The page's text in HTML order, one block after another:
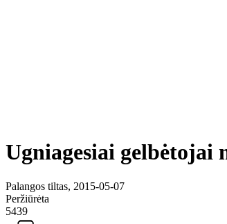
Ugniagesiai gelbėtojai
Palangos tiltas, 2015-05-07
Peržiūrėta
5439